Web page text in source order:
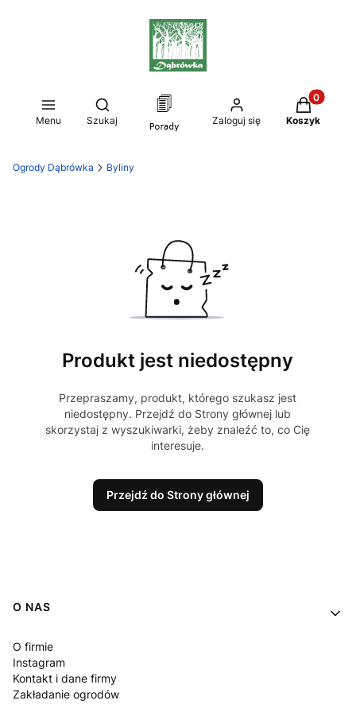
Menu
Otwórz wyszukiwarkę
Szukaj Zaloguj się
Produkty
Koszyk
Ogrody Dąbrówka Byliny
Produkt jest niedostępny
Przepraszamy, produkt, którego szukasz jest
niedostępny. Przejdź do Strony głównej lub
skorzystaj z wyszukiwarki, żeby znaleźć to, co Cię
interesuje.
Przejdź do Strony głównej
Linki w stopce
O NAS
O firmie
Instagram
Kontakt i dane firmy
Zakładanie ogrodów